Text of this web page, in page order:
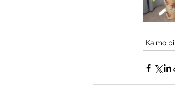
Kaimo